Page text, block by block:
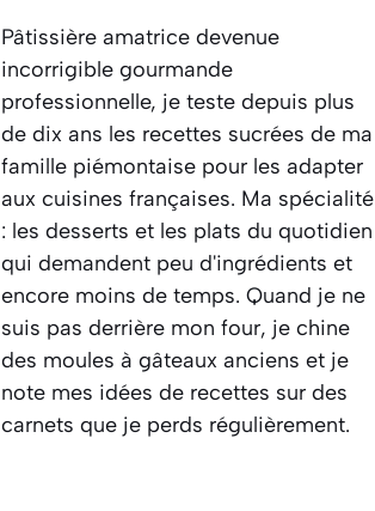
Pâtissière amatrice devenue
incorrigible gourmande
professionnelle, je teste depuis plus
de dix ans les recettes sucrées de ma
famille piémontaise pour les adapter
aux cuisines françaises. Ma spécialité
: les desserts et les plats du quotidien
qui demandent peu d'ingrédients et
encore moins de temps. Quand je ne
suis pas derrière mon four, je chine
des moules à gâteaux anciens et je
note mes idées de recettes sur des
carnets que je perds régulièrement.